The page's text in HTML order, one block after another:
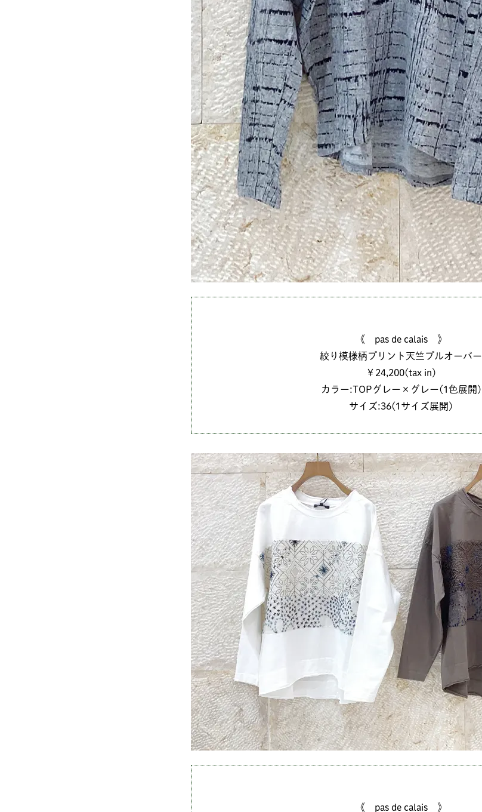
《 pas de calais 》
絞り模様柄プリント天竺プルオーバー
￥24,200(tax in)
カラー:TOPグレー×グレー(1色展開)
サイズ:36(1サイズ展開)
《 pas de calais 》